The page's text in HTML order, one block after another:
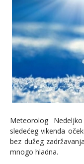
Meteorolog
sledećeg vikenda
bez dužeg
mnogo hladna.